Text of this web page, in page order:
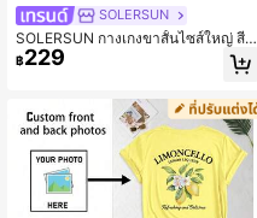
SOLERSUN
SOLERSUN กางเกงขาสั้นไซส์ใหญ่ สีพื้
น จีบ เชือกผูก มีกระเป๋า
฿229